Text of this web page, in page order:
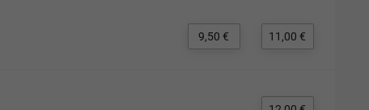
9,50 € 11,00 €